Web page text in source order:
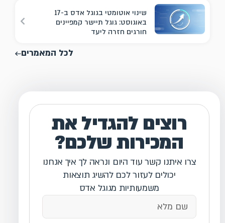
שינוי אוטומטי בגוגל אדס ב-17
באוגוסט: גוגל תיישר קמפיינים
חורגים חזרה ליעד
לכל המאמרים
רוצים להגדיל את
המכירות שלכם?
צרו איתנו קשר עוד היום ונראה לך איך אנחנו
יכולים לעזור לכם להשיג תוצאות
משמעותיות מגוגל אדס